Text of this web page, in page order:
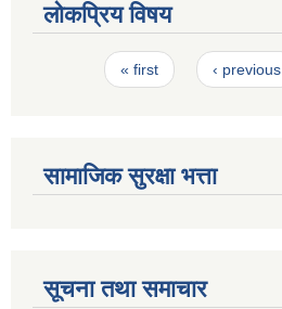
लोकप्रिय विषय
Pages« first ‹ previous
सामाजिक सुरक्षा भत्ता
सूचना तथा समाचार